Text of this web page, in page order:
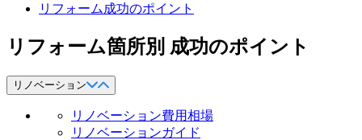
リフォーム成功のポイント
リフォーム箇所別 成功のポイント
リノベーション
リノベーション費用相場
リノベーションガイド